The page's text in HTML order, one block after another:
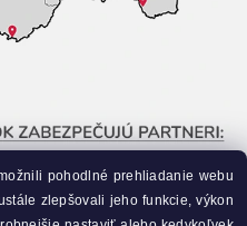
pohodlné prehliadanie webu
zlepšovali jeho funkcie, výkon